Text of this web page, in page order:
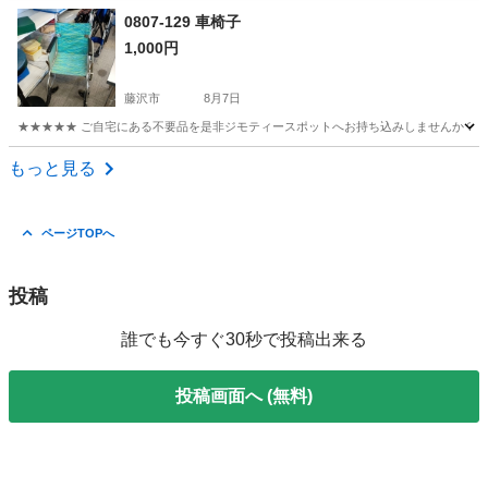
神奈川 川崎市 宮前平駅 収納家具
0807-129 車椅子
1,000円
藤沢市 8月7日
★★★★★ ご自宅にある不要品を是非ジモティースポットへお持ち込みしませんか？
神奈川 藤沢市
もっと見る
ページTOPへ
投稿
誰でも今すぐ30秒で投稿出来る
投稿画面へ (無料)